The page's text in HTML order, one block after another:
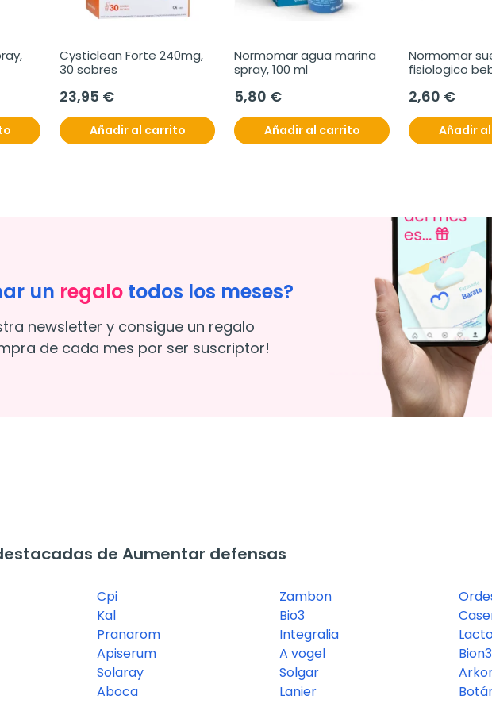
Cysticlean Forte 240mg,
30 sobres
23,95 €
Añadir al carrito
Normomar agua marina
spray, 100 ml
5,80 €
Añadir al carrito
Normomar
fisiologico
2,60 €
Añadir
un regalo todos los meses?
newsletter y consigue un regalo
de cada mes por ser suscriptor!
de Aumentar defensas
Cpi
Kal
Pranarom
Apiserum
Solaray
Aboca
Zambon
Bio3
Integralia
A vogel
Solgar
Lanier
Bion3